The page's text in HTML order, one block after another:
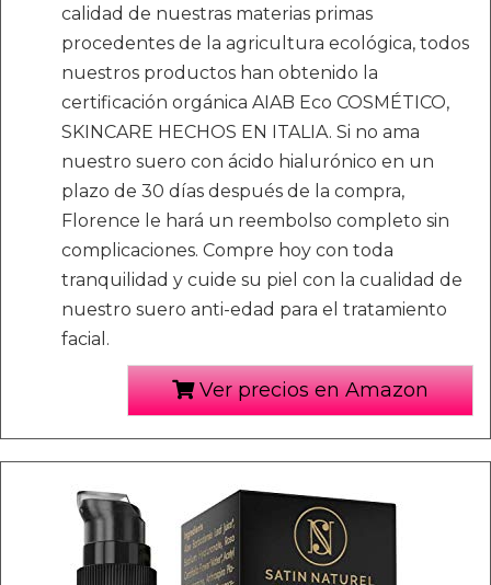
calidad de nuestras materias primas
procedentes de la agricultura ecológica, todos
nuestros productos han obtenido la
certificación orgánica AIAB Eco COSMÉTICO,
SKINCARE HECHOS EN ITALIA. Si no ama
nuestro suero con ácido hialurónico en un
plazo de 30 días después de la compra,
Florence le hará un reembolso completo sin
complicaciones. Compre hoy con toda
tranquilidad y cuide su piel con la cualidad de
nuestro suero anti-edad para el tratamiento
facial.
Ver precios en Amazon